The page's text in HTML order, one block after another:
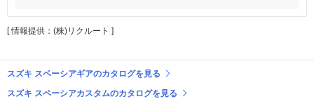
[ 情報提供：(株)リクルート ]
スズキ スペーシアギアのカタログを見る
スズキ スペーシアカスタムのカタログを見る